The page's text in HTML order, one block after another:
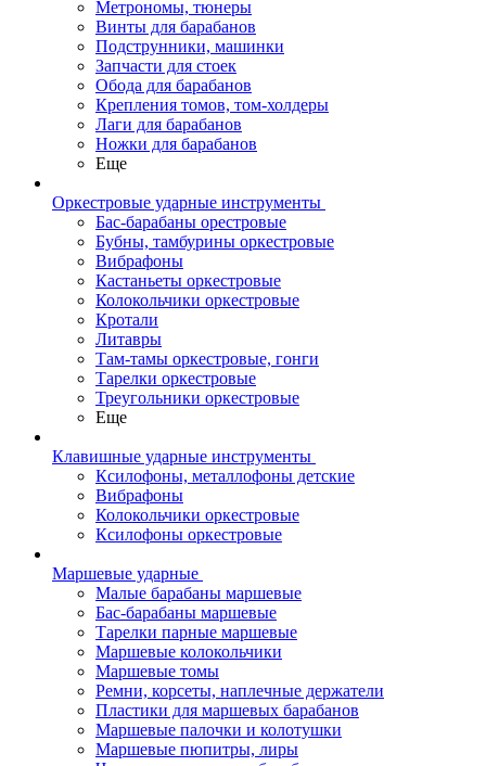
Метрономы, тюнеры
Винты для барабанов
Подструнники, машинки
Запчасти для стоек
Обода для барабанов
Крепления томов, том-холдеры
Лаги для барабанов
Ножки для барабанов
Еще
Оркестровые ударные инструменты
Бас-барабаны орестровые
Бубны, тамбурины оркестровые
Вибрафоны
Кастаньеты оркестровые
Колокольчики оркестровые
Кротали
Литавры
Там-тамы оркестровые, гонги
Тарелки оркестровые
Треугольники оркестровые
Еще
Клавишные ударные инструменты
Ксилофоны, металлофоны детские
Вибрафоны
Колокольчики оркестровые
Ксилофоны оркестровые
Маршевые ударные
Малые барабаны маршевые
Бас-барабаны маршевые
Тарелки парные маршевые
Маршевые колокольчики
Маршевые томы
Ремни, корсеты, наплечные держатели
Пластики для маршевых барабанов
Маршевые палочки и колотушки
Маршевые пюпитры, лиры